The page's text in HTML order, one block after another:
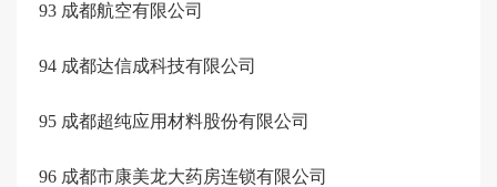
93 成都航空有限公司
94 成都达信成科技有限公司
95 成都超纯应用材料股份有限公司
96 成都市康美龙大药房连锁有限公司